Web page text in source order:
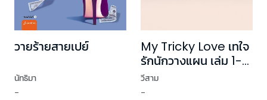
วายร้ายสายเปย์
นัทธิมา
-
My Tricky Love เทใจ
รักนักวางแผน เล่ม 1-2
(2 เล่มจบ) (New
Edition)
วีสาม
-